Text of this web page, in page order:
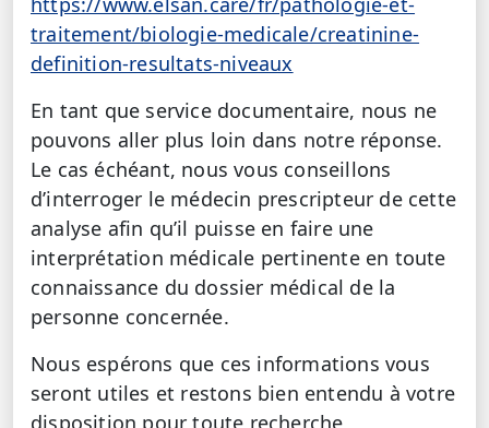
traitement/biologie-medicale/creatinine-
definition-resultats-niveaux
En tant que service documentaire, nous ne
pouvons aller plus loin dans notre réponse.
Le cas échéant, nous vous conseillons
d’interroger le médecin prescripteur de cette
analyse afin qu’il puisse en faire une
interprétation médicale pertinente en toute
connaissance du dossier médical de la
personne concernée.
Nous espérons que ces informations vous
seront utiles et restons bien entendu à votre